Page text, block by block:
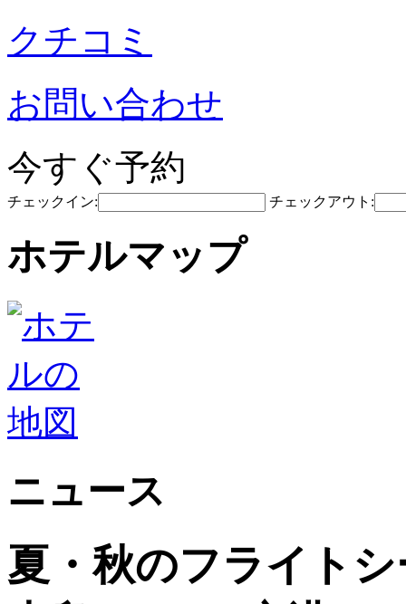
クチコミ
お問い合わせ
今すぐ予約
チェックイン: チェックアウト:
ホテルマップ
ニュース
夏・秋のフライト